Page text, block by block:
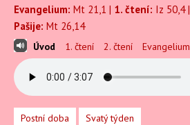
Evangelium: Mt 21,1 | 1. čtení: Iz 50,4 |
Pašije: Mt 26,14
Úvod 1. čtení 2. čtení Evangelium
Postní doba Svatý týden